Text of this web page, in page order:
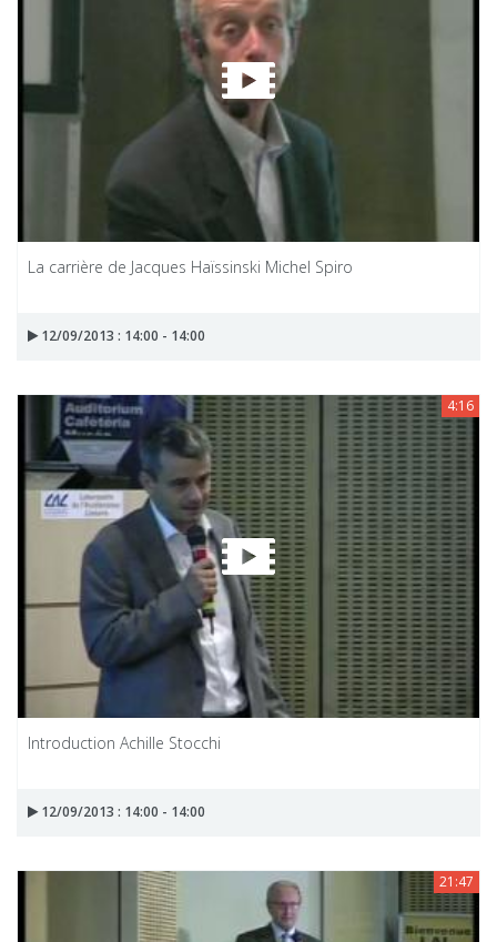
La carrière de Jacques Haïssinski Michel Spiro
12/09/2013 : 14:00 - 14:00
4:16
Introduction Achille Stocchi
12/09/2013 : 14:00 - 14:00
21:47